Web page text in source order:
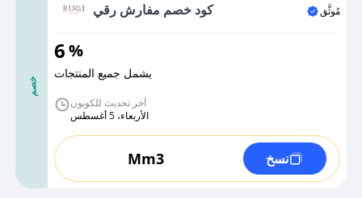
خصم
كود خصم مفارش رقي مُوثَّق
6%
يشمل جميع المنتجات
آخر تحديث للكوبون
الأربعاء، 5 أغسطس
Mm3 نسخ